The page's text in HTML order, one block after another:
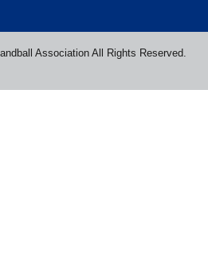
Association All Rights Reserved.